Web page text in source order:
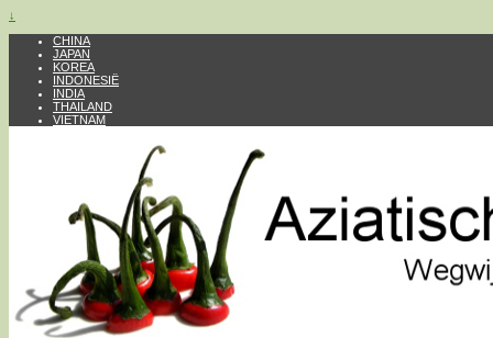
↓
CHINA
JAPAN
KOREA
INDONESIË
INDIA
THAILAND
VIETNAM